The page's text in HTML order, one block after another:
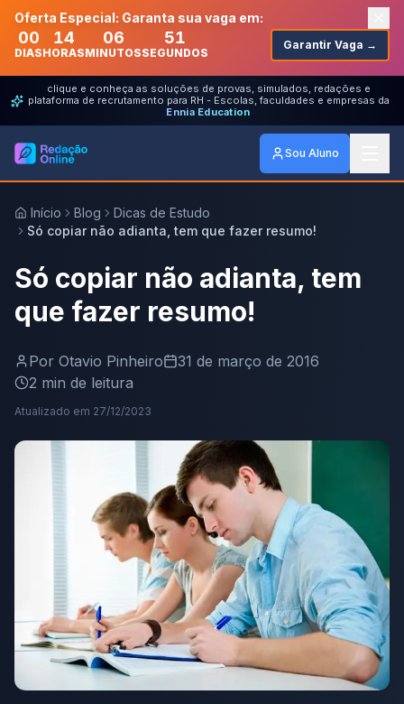
Oferta Especial: Garanta sua vaga em:
00
DIAS
14
HORAS
06
MINUTOS
51
SEGUNDOS
Garantir Vaga →
clique e conheça as soluções de provas, simulados, redações e
plataforma de recrutamento para RH - Escolas, faculdades e empresas da
Ennia Education
Sou Aluno
Início Blog
Dicas de Estudo
Só copiar não adianta, tem que fazer resumo!
Só copiar não adianta, tem
que fazer resumo!
Por Otavio Pinheiro
31 de março de 2016
2 min de leitura
Atualizado em 27/12/2023